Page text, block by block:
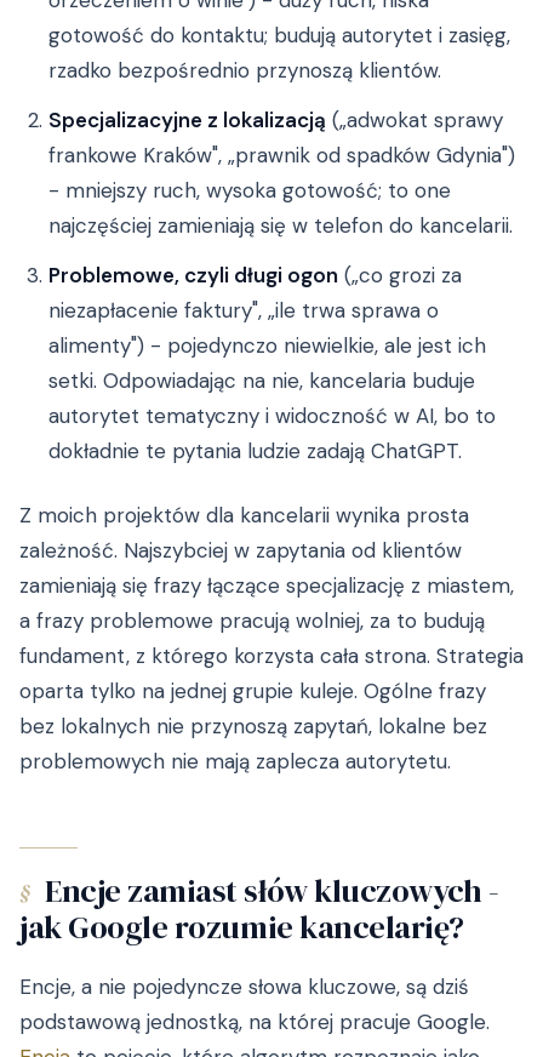
gotowość do kontaktu; budują autorytet i zasięg,
rzadko bezpośrednio przynoszą klientów.
Specjalizacyjne z lokalizacją („adwokat sprawy
frankowe Kraków", „prawnik od spadków Gdynia")
- mniejszy ruch, wysoka gotowość; to one
najczęściej zamieniają się w telefon do kancelarii.
Problemowe, czyli długi ogon („co grozi za
niezapłacenie faktury", „ile trwa sprawa o
alimenty") - pojedynczo niewielkie, ale jest ich
setki. Odpowiadając na nie, kancelaria buduje
autorytet tematyczny i widoczność w AI, bo to
dokładnie te pytania ludzie zadają ChatGPT.
Z moich projektów dla kancelarii wynika prosta
zależność. Najszybciej w zapytania od klientów
zamieniają się frazy łączące specjalizację z miastem,
a frazy problemowe pracują wolniej, za to budują
fundament, z którego korzysta cała strona. Strategia
oparta tylko na jednej grupie kuleje. Ogólne frazy
bez lokalnych nie przynoszą zapytań, lokalne bez
problemowych nie mają zaplecza autorytetu.
§ Encje zamiast słów kluczowych -
jak Google rozumie kancelarię?
Encje, a nie pojedyncze słowa kluczowe, są dziś
podstawową jednostką, na której pracuje Google.